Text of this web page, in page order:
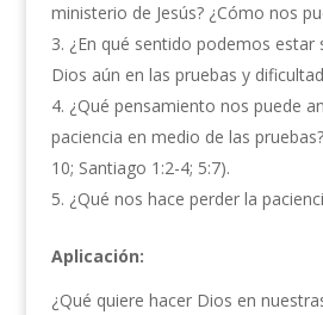
ministerio de Jesús? ¿Cómo nos
¿En qué sentido podemos estar
Dios aún en las pruebas y
¿Qué pensamiento nos puede
paciencia en medio de las
10; Santiago 1:2-4; 5:7).
¿Qué nos hace perder la
Aplicación:
¿Qué quiere hacer Dios en